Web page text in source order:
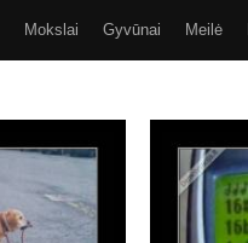
Mokslai Gyvūnai Meilė